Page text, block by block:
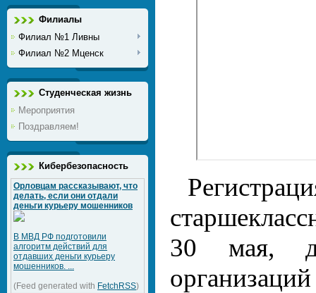
Филиалы
Филиал №1 Ливны
Филиал №2 Мценск
Студенческая жизнь
Мероприятия
Поздравляем!
Кибербезопасность
Орловцам рассказывают, что
делать, если они отдали
деньги курьеру мошенников
В МВД РФ подготовили
алгоритм действий для
отдавших деньги курьеру
мошенников. ...
(Feed generated with FetchRSS)
30 мая,